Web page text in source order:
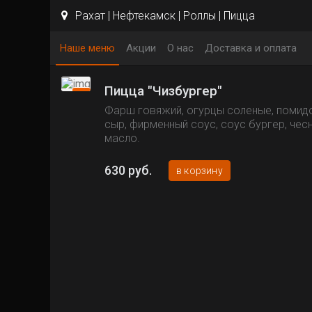
Рахат | Нефтекамск | Роллы | Пицца
Наше меню Акции О нас Доставка и оплата
Пицца "Чизбургер"
Фарш говяжий, огурцы соленые,
сыр, фирменный соус, соус бургер,
масло.
630 руб. в корзину